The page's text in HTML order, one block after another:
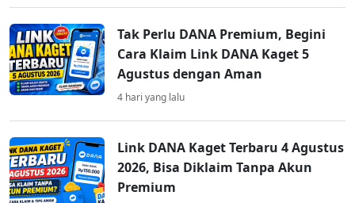
Tak Perlu DANA Premium, Begini
Cara Klaim Link DANA Kaget 5
Agustus dengan Aman
4 hari yang lalu
Link DANA Kaget Terbaru 4 Agustus
2026, Bisa Diklaim Tanpa Akun
Premium